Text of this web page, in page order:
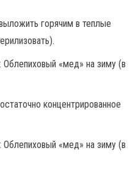
горячим в теплые
концентрированное